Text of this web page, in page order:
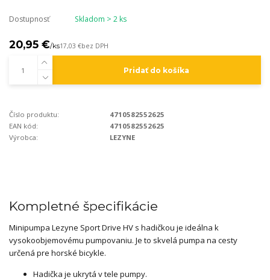
Dostupnosť Skladom > 2 ks
20,95 €/ks17,03 €bez DPH
Pridať do košíka
Číslo produktu:
4710582552625
EAN kód:
4710582552625
Výrobca:
LEZYNE
Kompletné špecifikácie
Minipumpa Lezyne Sport Drive HV s hadičkou je ideálna k
vysokoobjemovému pumpovaniu. Je to skvelá pumpa na cesty
určená pre horské bicykle.
Hadička je ukrytá v tele pumpy.